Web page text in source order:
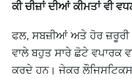
ਕੀ ਚੀਜ਼ਾਂ ਦੀਆਂ ਕੀਮਤਾਂ ਵੀ
ਫਲ, ਸਬਜ਼ੀਆਂ ਅਤੇ ਹੋਰ
ਵਾਲੇ ਬਹੁਤ ਸਾਰੇ ਛੋਟੇ ਵਪਾਰਕ
ਕਰਦੇ ਹਨ। ਜੇਕਰ ਲੌਜਿਸਟਿਕਸ